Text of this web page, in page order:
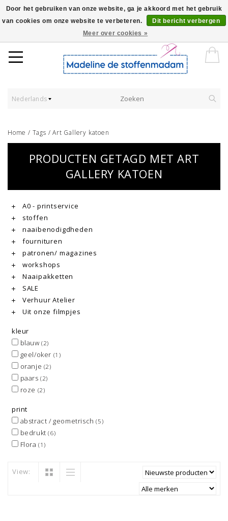
Worldwide Shipping - Onze stoffen worden verkocht per 10 cm.
Nederlands
Home / Tags /Art Gallery katoen
PRODUCTEN GETAGD MET ART
GALLERY KATOEN
A0 - printservice
stoffen
naaibenodigdheden
fournituren
patronen/ magazines
workshops
Naaipakketten
SALE
Verhuur Atelier
Uit onze filmpjes
kleur
blauw(2)
geel/oker (1)
oranje (2)
paars(2)
roze (2)
print
abstract / geometrisch(5)
bedrukt(6)
Flora(1)
View:
Door het gebruiken van onze website, ga je akkoord met het gebruik
van cookies om onze website te verbeteren.
Dit bericht verbergen
Meer over cookies »